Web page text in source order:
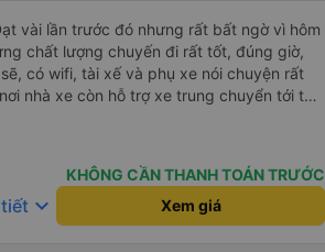
vài lần trước đó nhưng rất bất ngờ vì hôm
chất lượng chuyến đi rất tốt, đúng giờ,
có wifi, tài xế và phụ xe nói chuyện rất
nhà xe còn hỗ trợ xe trung chuyển tới tận
xe, hy vọng nhà xe duy trì được chất lượng
KHÔNG CẦN THANH TOÁN TRƯỚC
keyboard_arrow_down Xem giá